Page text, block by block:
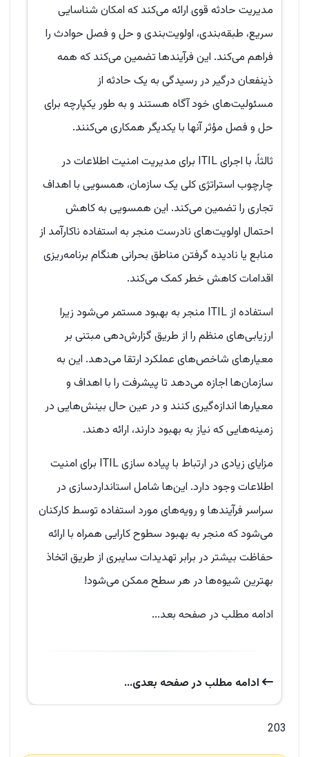
مدیریت حادثه قوی ارائه می‌کند که امکان شناسایی
سریع، طبقه‌بندی، اولویت‌بندی و حل و فصل حوادث را
فراهم می‌کند. این فرآیندها تضمین می‌کند که همه
ذینفعان درگیر در رسیدگی به یک حادثه از
مسئولیت‌های خود آگاه هستند و به طور یکپارچه برای
حل و فصل مؤثر آنها با یکدیگر همکاری می‌کنند.
ثالثاً، با اجرای ITIL برای مدیریت امنیت اطلاعات در
چارچوب استراتژی کلی یک سازمان، همسویی با اهداف
تجاری را تضمین می‌کند. این همسویی به کاهش
احتمال اولویت‌های نادرست منجر به استفاده ناکارآمد از
منابع یا نادیده گرفتن مناطق بحرانی هنگام برنامه‌ریزی
اقدامات کاهش خطر کمک می‌کند.
استفاده از ITIL منجر به بهبود مستمر می‌شود زیرا
ارزیابی‌های منظم را از طریق گزارش‌دهی مبتنی بر
معیارهای شاخص‌های عملکرد ارتقا می‌دهد. این به
سازمان‌ها اجازه می‌دهد تا پیشرفت را با اهداف و
معیارها اندازه‌گیری کنند و در عین حال بینش‌هایی در
زمینه‌هایی که نیاز به بهبود دارند، ارائه دهند.
مزایای زیادی در ارتباط با پیاده سازی ITIL برای امنیت
اطلاعات وجود دارد. این‌ها شامل استانداردسازی در
سراسر فرآیندها و رویه‌های مورد استفاده توسط کارکنان
می‌شود که منجر به بهبود سطوح کارایی همراه با ارائه
حفاظت بیشتر در برابر تهدیدات سایبری از طریق اتخاذ
بهترین شیوه‌ها در هر سطح ممکن می‌شود!
ادامه مطلب در صفحه بعد...
ادامه‌ مطلب در صفحه‌ بعدی...
203